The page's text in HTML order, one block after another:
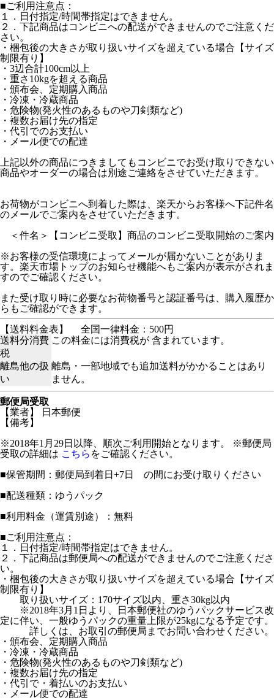
■ご利用注意点：
１．日付指定/時間帯指定はできません。
２．下記商品はコンビニへの配送ができませんのでご注意くだ
さい。
・梱包後の大きさが取り扱いサイズを超えている場合【サイズ
制限有り】
・3辺合計100cm以上
・重さ10kgを超える商品
・頒布会、定期購入商品
・冷凍・冷蔵商品
・危険物(発火性のあるものや刀剣類など)
・複数お届け先の指定
・代引でのお支払い
・メール便での配達
上記以外の商品につきましてもコンビニでお受け取りできない
商品やオーダーの場合は別途ご連絡をさせていただきます。
お荷物がコンビニへ到着した際は、楽天からお客様へ下記件名
のメールでご案内をさせていただきます。
＜件名＞【コンビニ受取】商品のコンビニ受取開始のご案内
※お客様の受信環境によってメールが届かないことがありま
す。楽天市場トップのお知らせ機能へもご案内が表示がされま
すのでご確認ください。
また受け取り時に必要なお荷物番号と認証番号は、購入履歴か
らもご確認ができます。
【送料料金表】
全国一律料金：500円
送料分消費
税
この料金には消費税が 含まれています。
離島他の扱
い
離島・一部地域でも追加送料がかかることはあり
ません。
郵便局受取
【業者】 日本郵便
【備考】
※2018年1月29日以降、順次ご利用開始となります。 ※郵便局
受取の詳細は こちら をご確認ください。
■保管期間：郵便局到着日+7日 の間にお受け取りください
■配送種類：ゆうパック
■利用料金（運賃別途）：無料
■ご利用注意点：
１．日付指定/時間帯指定はできません。
２．下記商品は郵便局への配送ができませんのでご注意くださ
い。
・梱包後の大きさが取り扱いサイズを超えている場合【サイズ
制限有り】
取り扱いサイズ：170サイズ以内、重さ30kg以内
※2018年3月1日より、日本郵便社のゆうパックサービス改
定に伴い、一般ゆうパックの重量上限が25kgになる予定です。
詳しくは、お取引の郵便局までお問い合わせください。
・頒布会、定期購入商品
・冷凍・冷蔵商品
・危険物(発火性のあるものや刀剣類など)
・複数お届け先の指定
・代引で・着払いのお支払い
・メール便での配達